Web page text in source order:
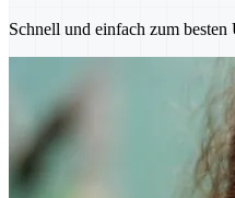
Schnell und einfach zum besten